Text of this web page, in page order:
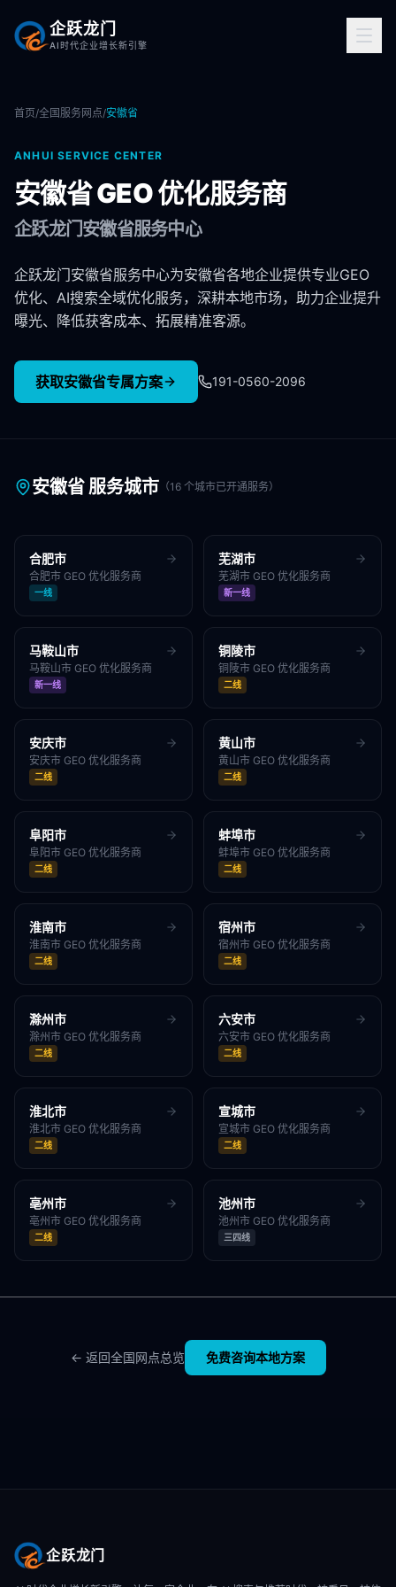
企跃龙门
AI时代企业增长新引擎
首页/全国服务网点/安徽省
ANHUI SERVICE CENTER
安徽省GEO 优化服务商
企跃龙门安徽省服务中心
企跃龙门安徽省服务中心为安徽省各地企业提供专业GEO
优化、AI搜索全域优化服务，深耕本地市场，助力企业提升
曝光、降低获客成本、拓展精准客源。
获取安徽省专属方案 191-0560-2096
安徽省服务城市 （16 个城市已开通服务）
合肥市
合肥市 GEO 优化服务商
一线
芜湖市
芜湖市 GEO 优化服务商
新一线
马鞍山市
马鞍山市 GEO 优化服务商
新一线
铜陵市
铜陵市 GEO 优化服务商
二线
安庆市
安庆市 GEO 优化服务商
二线
黄山市
黄山市 GEO 优化服务商
二线
阜阳市
阜阳市 GEO 优化服务商
二线
蚌埠市
蚌埠市 GEO 优化服务商
二线
淮南市
淮南市 GEO 优化服务商
二线
宿州市
宿州市 GEO 优化服务商
二线
滁州市
滁州市 GEO 优化服务商
二线
六安市
六安市 GEO 优化服务商
二线
淮北市
淮北市 GEO 优化服务商
二线
宣城市
宣城市 GEO 优化服务商
二线
亳州市
亳州市 GEO 优化服务商
二线
池州市
池州市 GEO 优化服务商
三四线
← 返回全国网点总览 免费咨询本地方案
企跃龙门